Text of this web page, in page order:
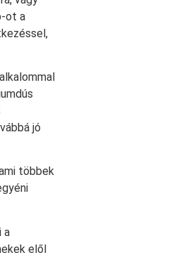
ot a
jó
többek
a
elől